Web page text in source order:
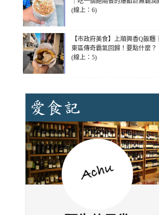
(線上：6)
【市政府美食】上順興香Q飯糰｜
東區傳奇霸氣回歸！要點什麼？
(線上：5)